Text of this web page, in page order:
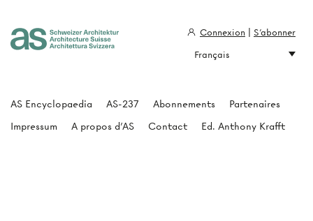
AS Encyclopaedia AS-237 Abonnements
Partenaires
Impressum
A propos d'AS Contact Ed. Anthony Krafft
Connexion
S'abonner
Français